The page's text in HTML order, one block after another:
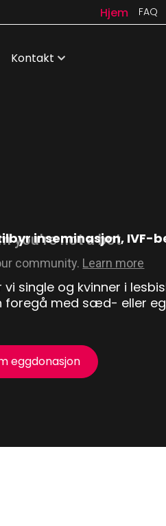
Hjem FAQ
Kontakt
inseminasjon, IVF-
single og kvinner i
foregå med sæd- eller
eggdonasjon